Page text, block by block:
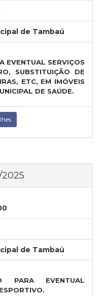
de Tambaú
EVENTUAL SERVIÇOS
SUBSTITUIÇÃO DE
ETC, EM IMÓVEIS
DE SAÚDE.
de Tambaú
PARA EVENTUAL